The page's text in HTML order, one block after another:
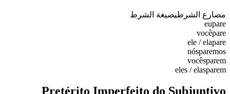
مضارع الشرطيصيغة الشرط
eupare
vocêpare
ele / elapare
nósparemos
vocêsparem
eles / elasparem
Pretérito Imperfeito do Subjuntivo